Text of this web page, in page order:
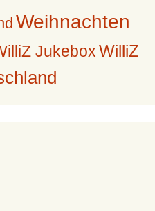
Weihnachten
Jukebox WilliZ